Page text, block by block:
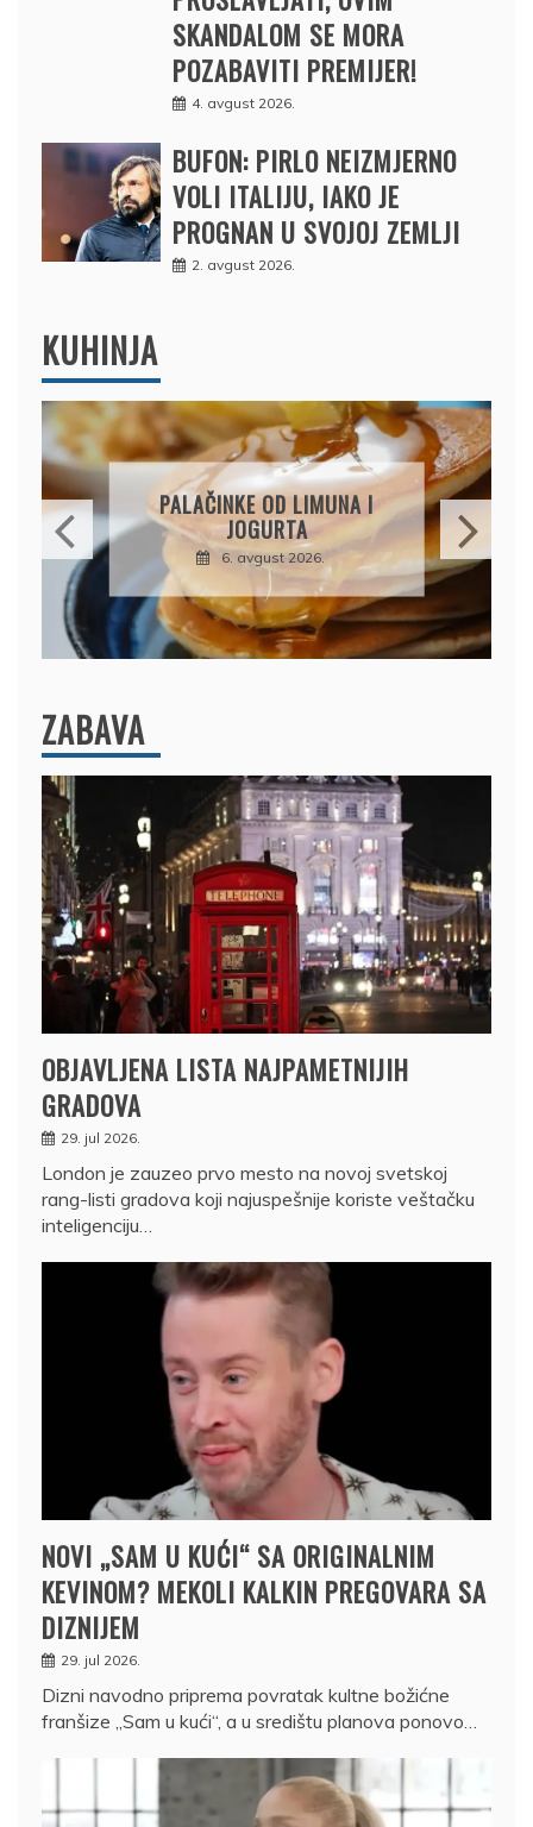
SKANDALOM SE MORA
POZABAVITI PREMIJER!
4. avgust 2026.
BUFON: PIRLO NEIZMJERNO
VOLI ITALIJU, IAKO JE
PROGNAN U SVOJOJ ZEMLJI
2. avgust 2026.
KUHINJA
BRZI KOLAČ BEZ PEČENJA:
PIŠKOTE, MALINE I
ČOKOLADA U SAVRŠENOJ
KOMBINACIJI
6. avgust 2026.
ZABAVA
OBJAVLJENA LISTA NAJPAMETNIJIH
GRADOVA
29. jul 2026.
London je zauzeo prvo mesto na novoj svetskoj
rang-listi gradova koji najuspešnije koriste veštačku
inteligenciju…
NOVI „SAM U KUĆI“ SA ORIGINALNIM
KEVINOM? MEKOLI KALKIN PREGOVARA SA
DIZNIJEM
29. jul 2026.
Dizni navodno priprema povratak kultne božićne
franšize „Sam u kući“, a u središtu planova ponovo…